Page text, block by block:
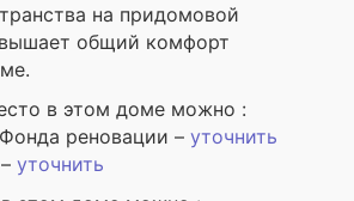
на придомовой
общий комфорт
в этом доме можно :
реновации – уточнить
уточнить